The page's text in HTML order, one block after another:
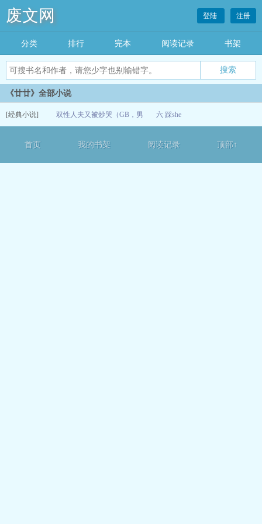
废文网 登陆 注册
分类 排行 完本 阅读记录 书架
《廿廿》全部小说
[经典小说] 双性人夫又被炒哭（GB，男 六 踩she
首页 我的书架 阅读记录 顶部↑